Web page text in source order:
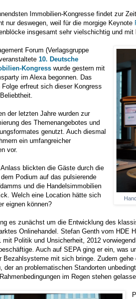
Immobilien-Kongresse findet zur
nur deswegen, weil für die morgige Keynote
insgesamt sehr vielschichtig und mit
Forum (Verlagsgruppe
10. Deutsche
Kongress wurde gestern mit
im Alexa begonnen. Das
erfreut sich dieser Kongress
der letzten Jahre wurden zur
des Themenangebotes und
genutzt. Auch diesmal
ein umfangreicher
vor.
blickten die Gäste durch die
Podium auf das pulsierende
und die Handelsimmobilien
Welch eine Location hätte sich
eignen können?
es zunächst um die Entwicklung des
Onlinehandel. Stefan Genth vom HDE
mit Politik und Unsicherheit, 2012
Auch auf SEPA ging er ein, was
Bezahlsysteme mit sich bringe. Zudem
der an problematischen Standorten
im Regen stehen